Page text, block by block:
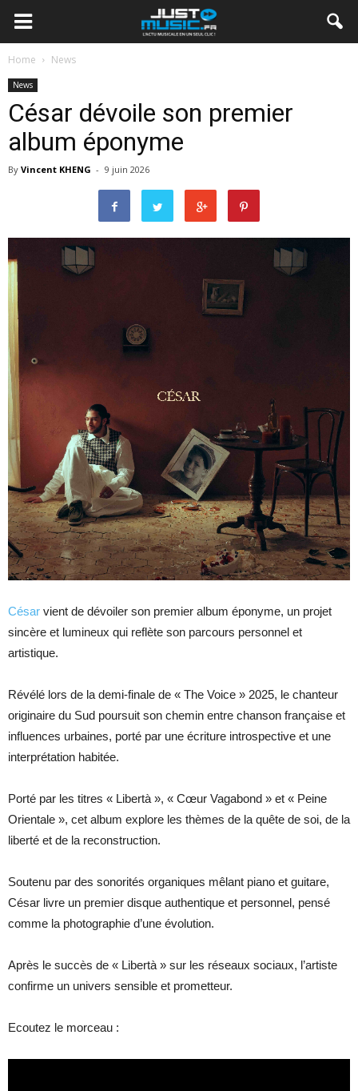
Home News
News
César dévoile son premier
album éponyme
By Vincent KHENG - 9 juin 2026
César vient de dévoiler son premier album éponyme, un projet
sincère et lumineux qui reflète son parcours personnel et
artistique.
Révélé lors de la demi-finale de « The Voice » 2025, le chanteur
originaire du Sud poursuit son chemin entre chanson française et
influences urbaines, porté par une écriture introspective et une
interprétation habitée.
Porté par les titres « Libertà », « Cœur Vagabond » et « Peine
Orientale », cet album explore les thèmes de la quête de soi, de la
liberté et de la reconstruction.
Soutenu par des sonorités organiques mêlant piano et guitare,
César livre un premier disque authentique et personnel, pensé
comme la photographie d’une évolution.
Après le succès de « Libertà » sur les réseaux sociaux, l’artiste
confirme un univers sensible et prometteur.
Ecoutez le morceau :